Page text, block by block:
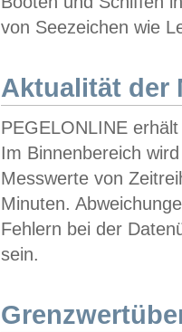
von Seezeichen wie
Aktualität der
PEGELONLINE
Im Binnenbereich
Messwerte von
Minuten.
Fehlern bei der
sein.